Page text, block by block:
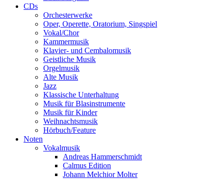
CDs
Orchesterwerke
Oper, Operette, Oratorium, Singspiel
Vokal/Chor
Kammermusik
Klavier- und Cembalomusik
Geistliche Musik
Orgelmusik
Alte Musik
Jazz
Klassische Unterhaltung
Musik für Blasinstrumente
Musik für Kinder
Weihnachtsmusik
Hörbuch/Feature
Noten
Vokalmusik
Andreas Hammerschmidt
Calmus Edition
Johann Melchior Molter